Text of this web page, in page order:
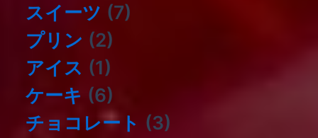
スイーツ (7)
プリン (2)
アイス (1)
ケーキ (6)
チョコレート (3)